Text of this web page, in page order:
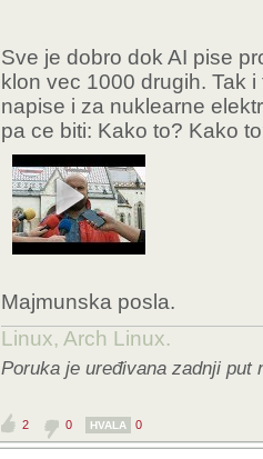
Sve je dobro dok AI pise
klon vec 1000 drugih. Tak
napise i za nuklearne
pa ce biti: Kako to? Kako
Majmunska posla.
Linux, Arch Linux.
Poruka je uređivana zadnji put
2 0 HVALA 0